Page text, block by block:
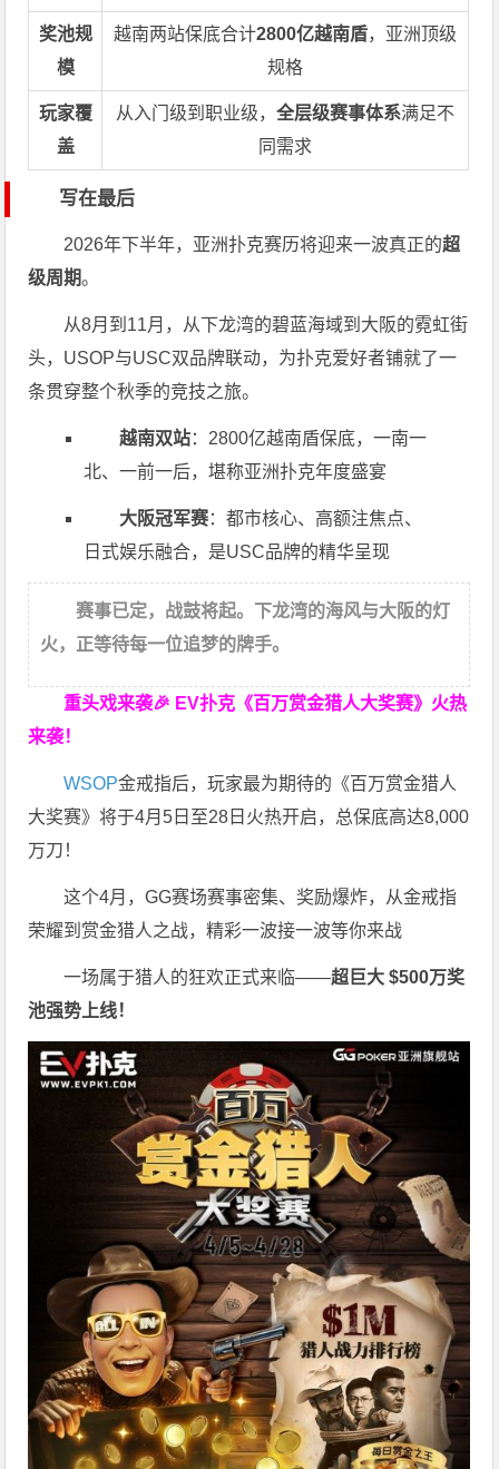
奖池规
模
越南两站保底合计2800亿越南盾，亚洲顶级
规格
玩家覆
盖
从入门级到职业级，全层级赛事体系满足不
同需求
写在最后
2026年下半年，亚洲扑克赛历将迎来一波真正的超
级周期。
从8月到11月，从下龙湾的碧蓝海域到大阪的霓虹街
头，USOP与USC双品牌联动，为扑克爱好者铺就了一
条贯穿整个秋季的竞技之旅。
越南双站：2800亿越南盾保底，一南一
北、一前一后，堪称亚洲扑克年度盛宴
大阪冠军赛：都市核心、高额注焦点、
日式娱乐融合，是USC品牌的精华呈现
赛事已定，战鼓将起。下龙湾的海风与大阪的灯
火，正等待每一位追梦的牌手。
重头戏来袭🎉 EV扑克 《百万赏金猎人大奖赛》 火热
来袭！
WSOP金戒指后，玩家最为期待的《百万赏金猎人
大奖赛》将于4月5日至28日火热开启，总保底高达8,000
万刀！
这个4月，GG赛场赛事密集、奖励爆炸，从金戒指
荣耀到赏金猎人之战，精彩一波接一波等你来战
一场属于猎人的狂欢正式来临——超巨大 $500万奖
池强势上线！